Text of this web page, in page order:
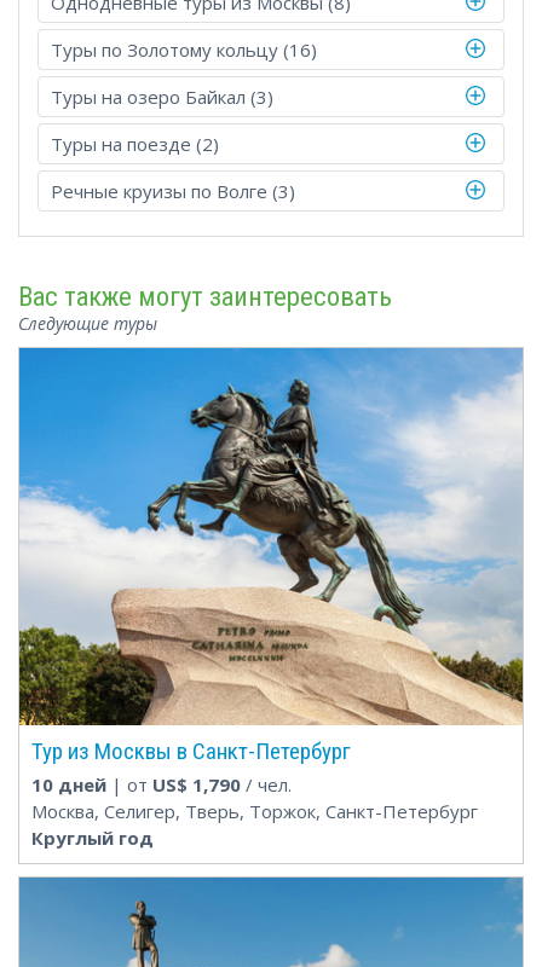
Туры по Золотому кольцу (16)
Туры на озеро Байкал (3)
Туры на поезде (2)
Речные круизы по Волге (3)
Вас также могут заинтересовать
Следующие туры
Тур из Москвы в Санкт-Петербург
10 дней | от US$ 1,790 / чел.
Москва, Селигер, Тверь, Торжок, Санкт-Петербург
Круглый год